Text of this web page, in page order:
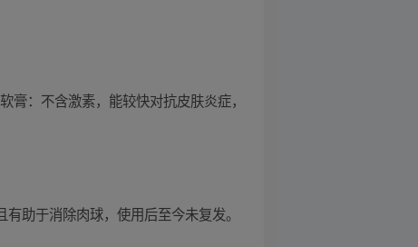
：不含激素，能较快对抗皮肤炎症，
助于消除肉球，使用后至今未复发。